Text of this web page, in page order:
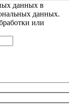
данных в
данных.
или